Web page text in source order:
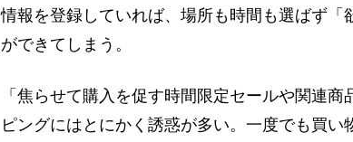
情報を登録していれば、場所も時間も選ばず「
ができてしまう。
「焦らせて購入を促す時間限定セールや関連
ピングにはとにかく誘惑が多い。一度でも買い